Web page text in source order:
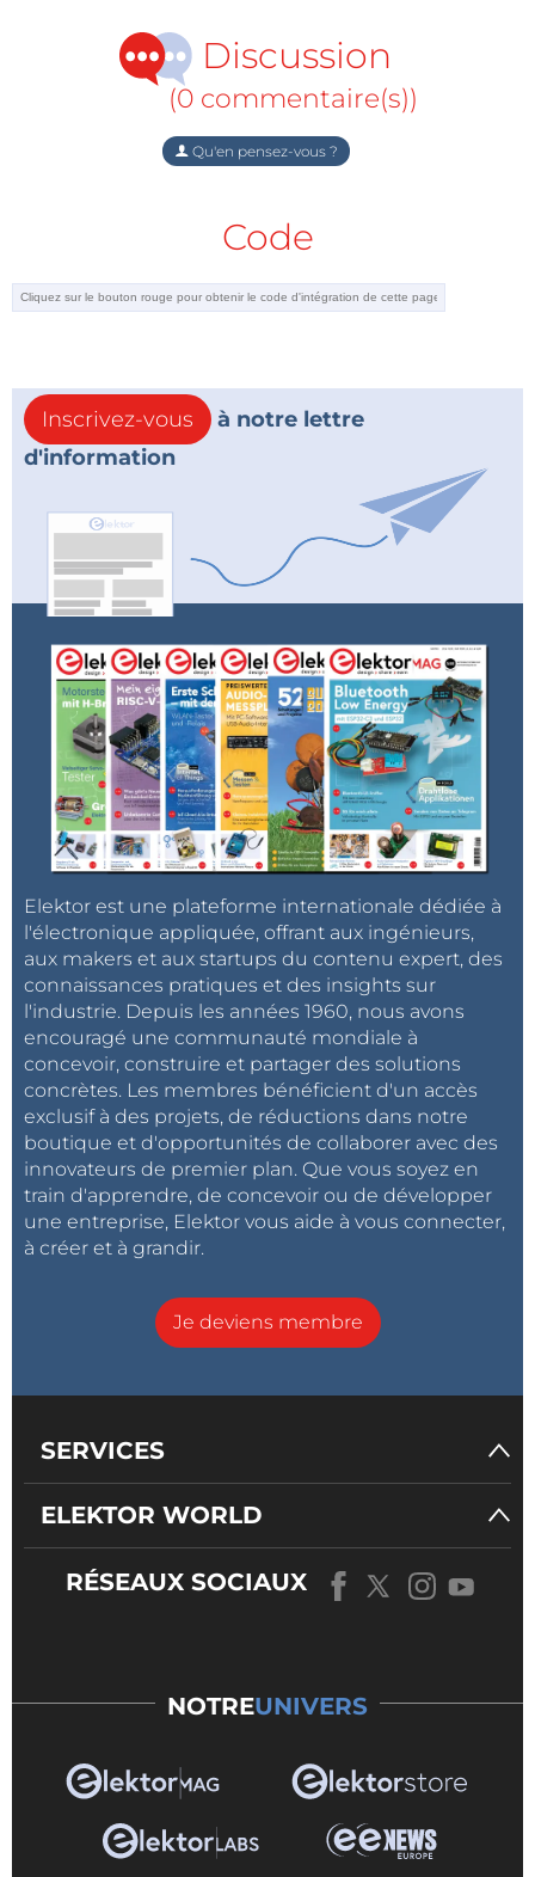
Discussion
(0 commentaire(s))
Qu'en pensez-vous ?
Code
Inscrivez-vous
à notre lettre
d'information
Elektor est une plateforme internationale dédiée à
l'électronique appliquée, offrant aux ingénieurs,
aux makers et aux startups du contenu expert, des
connaissances pratiques et des insights sur
l'industrie. Depuis les années 1960, nous avons
encouragé une communauté mondiale à
concevoir, construire et partager des solutions
concrètes. Les membres bénéficient d'un accès
exclusif à des projets, de réductions dans notre
boutique et d'opportunités de collaborer avec des
innovateurs de premier plan. Que vous soyez en
train d'apprendre, de concevoir ou de développer
une entreprise, Elektor vous aide à vous connecter,
à créer et à grandir.
Je deviens membre
SERVICES
ELEKTOR WORLD
RÉSEAUX SOCIAUX
NOTREUNIVERS